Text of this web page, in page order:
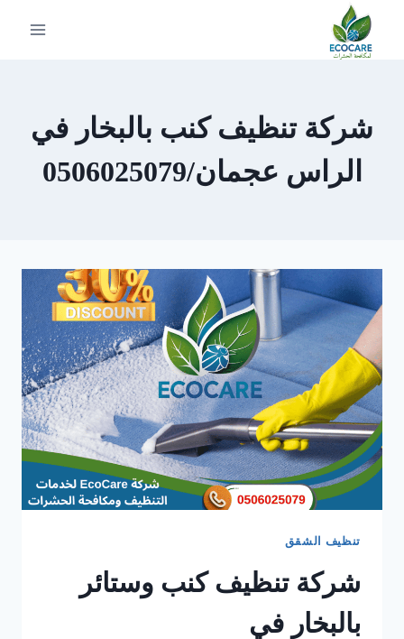
التجاوز
شركة تنظيف كنب بالبخار في
الراس عجمان/0506025079
تنظيف الشقق
شركة تنظيف كنب وستائر
بالبخار في